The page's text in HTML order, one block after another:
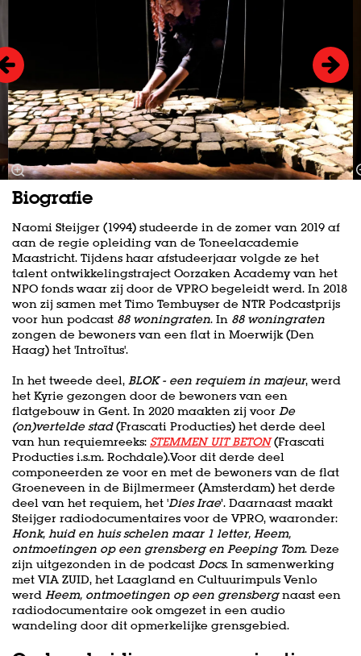
Biografie
Naomi Steijger (1994) studeerde in de zomer van 2019 af
aan de regie opleiding van de Toneelacademie
Maastricht. Tijdens haar afstudeerjaar volgde ze het
talent ontwikkelingstraject Oorzaken Academy van het
NPO fonds waar zij door de VPRO begeleidt werd. In 2018
won zij samen met Timo Tembuyser de NTR Podcastprijs
voor hun podcast 88 woningraten. In 88 woningraten
zongen de bewoners van een flat in Moerwijk (Den
Haag) het 'Introïtus'.
In het tweede deel, BLOK - een requiem in majeur, werd
het Kyrie gezongen door de bewoners van een
flatgebouw in Gent. In 2020 maakten zij voor De
(on)vertelde stad(Frascati Producties) het derde deel
van hun requiemreeks: STEMMEN UIT BETON(Frascati
Producties i.s.m. Rochdale).Voor dit derde deel
componeerden ze voor en met de bewoners van de flat
Groeneveen in de Bijlmermeer (Amsterdam) het derde
deel van het requiem, het 'Dies Irae’. Daarnaast maakt
Steijger radiodocumentaires voor de VPRO, waaronder:
Honk, huid en huis schelen maar 1 letter, Heem,
ontmoetingen op een grensberg en Peeping Tom. Deze
zijn uitgezonden in de podcast Docs. In samenwerking
met VIA ZUID, het Laagland en Cultuurimpuls Venlo
werd Heem, ontmoetingen op een grensbergnaast een
radiodocumentaire ook omgezet in een audio
wandeling door dit opmerkelijke grensgebied.